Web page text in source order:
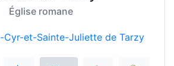
Église romane